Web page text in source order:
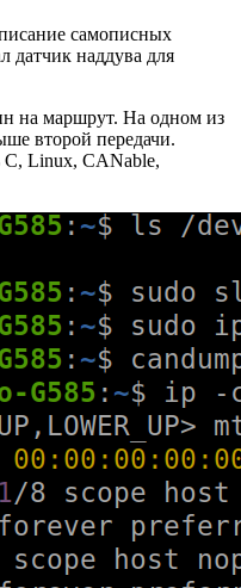
самописных
датчик наддува для
на маршрут. На одном из
второй передачи.
C, Linux, CANable,